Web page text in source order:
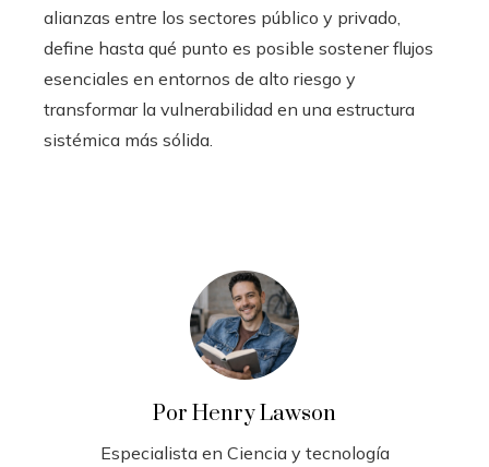
alianzas entre los sectores público y privado,
define hasta qué punto es posible sostener flujos
esenciales en entornos de alto riesgo y
transformar la vulnerabilidad en una estructura
sistémica más sólida.
Por Henry Lawson
Especialista en Ciencia y tecnología